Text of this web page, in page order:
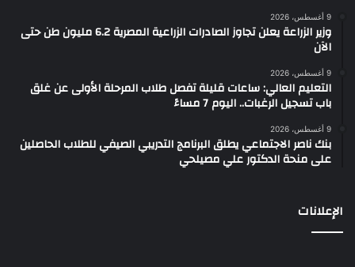
9 أغسطس، 2026
وزير الزراعة يعلن تجاوز الصادرات الزراعية المصرية 6.2 مليون طن حتى
الآن
9 أغسطس، 2026
التعليم العالي: ساعات قليلة تفصل طلاب المرحلة الأولى عن غلق
باب تسجيل الرغبات.. اليوم 7 مساءً
9 أغسطس، 2026
بنك ناصر الاجتماعي يطلق البرنامج التدريبي الصيفي للطلاب الحاصلين
على منحة الدكتور علي مصيلحي
الإعلانات